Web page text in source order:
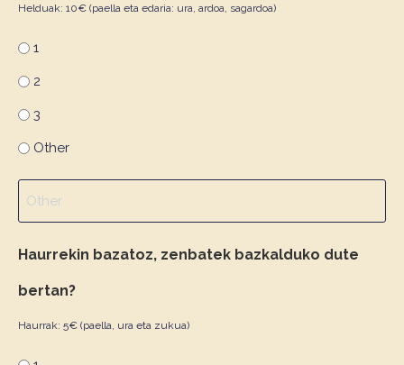
Helduak: 10€ (paella eta edaria: ura, ardoa, sagardoa)
1
2
3
Other
Haurrekin bazatoz, zenbatek bazkalduko dute
bertan?
Haurrak: 5€ (paella, ura eta zukua)